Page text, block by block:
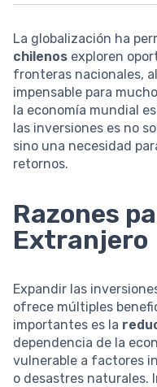
La globalización ha
chilenos exploren
fronteras nacionales,
impensable para
la economía mundial
las inversiones es no
sino una necesidad
retornos.
Razones
Extranjero
Expandir las
ofrece múltiples
importantes es la
dependencia de la
vulnerable a factores
o desastres naturales.